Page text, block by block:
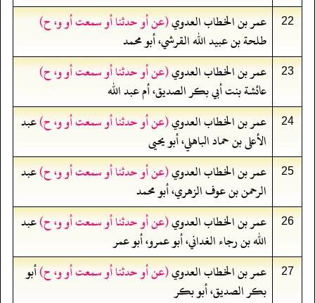
22 عمر بن الخطاب العدوي(عن أو حدثنا أو سمعت أو و، ح)
طلحة بن عبيد الله القرشي، أبو محمد
23 عمر بن الخطاب العدوي(عن أو حدثنا أو سمعت أو و، ح)
عائشة بنت أبي بكر الصديق، أم عبد الله
24 عمر بن الخطاب العدوي(عن أو حدثنا أو سمعت أو و، ح)عبد
الأعلى بن حماد الباهلي، أبو يحيى
25 عمر بن الخطاب العدوي(عن أو حدثنا أو سمعت أو و، ح)عبد
الرحمن بن عوف الزهري، أبو محمد
26 عمر بن الخطاب العدوي(عن أو حدثنا أو سمعت أو و، ح)عبد
الله بن رجاء الغداني، أبو عمرو، أبو عمر
27 عمر بن الخطاب العدوي(عن أو حدثنا أو سمعت أو و، ح)أبو
بكر الصديق، أبو بكر